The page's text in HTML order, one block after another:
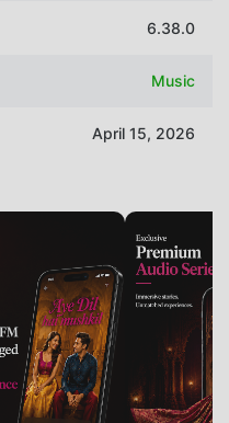
6.38.0
Music
April 15, 2026